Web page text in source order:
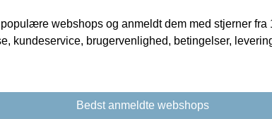
webshops og anmeldt dem med stjerner fra
kundeservice, brugervenlighed, betingelser,
Bedst anmeldte webshops